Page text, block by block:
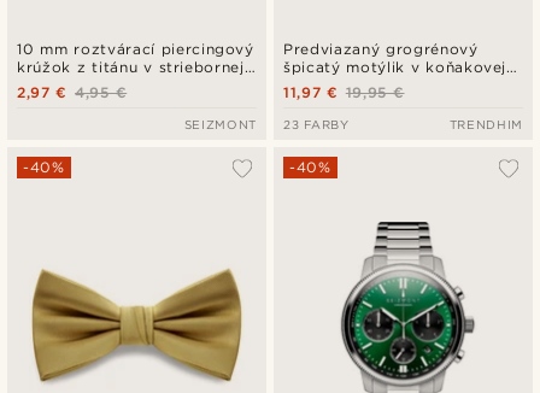
10 mm roztvárací piercingový
krúžok z titánu v striebornej
farbe
4,95 €
2,97 €
SEIZMONT
Predviazaný grogrénový
špicatý motýlik v koňakovej
farbe
19,95 €
11,97 €
23 FARBY TRENDHIM
-40% -40%